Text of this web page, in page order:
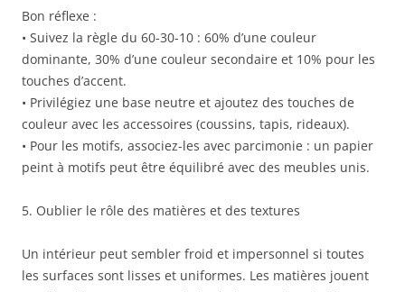
Bon réflexe :
• Suivez la règle du 60-30-10 : 60% d’une couleur
dominante, 30% d’une couleur secondaire et 10% pour les
touches d’accent.
• Privilégiez une base neutre et ajoutez des touches de
couleur avec les accessoires (coussins, tapis, rideaux).
• Pour les motifs, associez-les avec parcimonie : un papier
peint à motifs peut être équilibré avec des meubles unis.
5. Oublier le rôle des matières et des textures
Un intérieur peut sembler froid et impersonnel si toutes
les surfaces sont lisses et uniformes. Les matières jouent